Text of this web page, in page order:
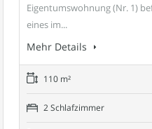
Eigentumswohnung (Nr. 1)
eines im...
Mehr Details
110 m²
2 Schlafzimmer